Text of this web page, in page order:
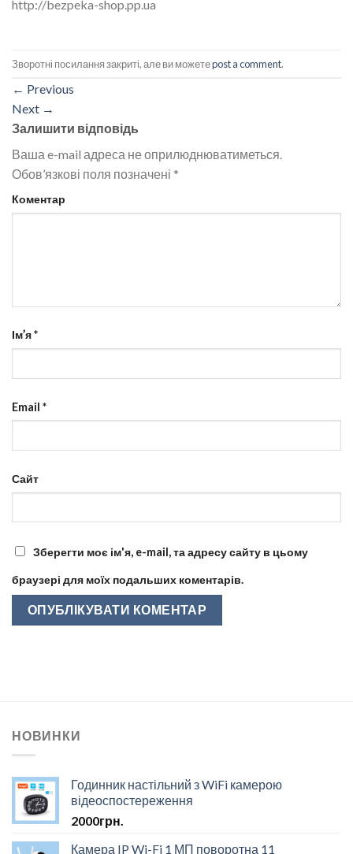
http://bezpeka-shop.pp.ua
Зворотні посилання закриті, але ви можетеpost a comment.
← Previous
Next →
Залишити відповідь
Ваша e-mail адреса не оприлюднюватиметься.
Обов’язкові поля позначені *
Коментар
Ім’я*
Email *
Сайт
Зберегти моє ім'я, e-mail, та адресу сайту в цьому
браузері для моїх подальших коментарів.
НОВИНКИ
Годинник настільний з WiFi камерою
відеоспостереження
2000грн.
Камера IP Wi-Fi 1 МП поворотна 11